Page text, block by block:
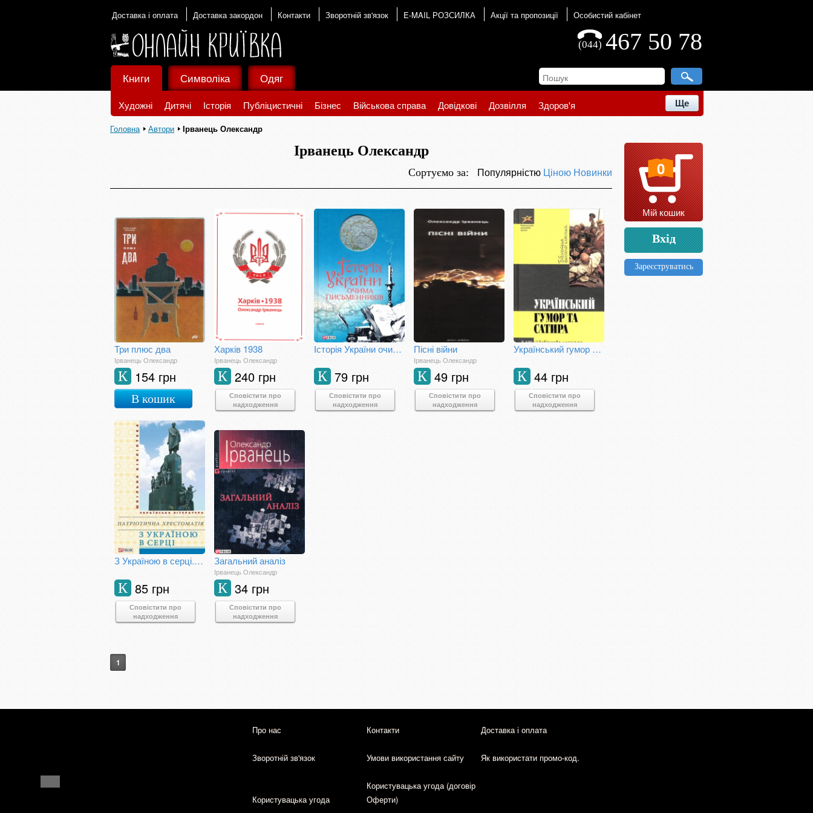
Доставка і оплата Доставка закордон Контакти Зворотній зв'язок E-MAIL РОЗСИЛКА Акції та пропозиції Особистий кабінет
467 50 78
(044)
Книги
Художні Дитячі Історія Публіцистичні Бізнес Військова справа Довідкові Дозвілля Здоров'я Ще
Символіка Одяг
Головна Автори Ірванець Олександр
Ірванець Олександр
Сортуємо за: Популярністю Ціною Новинки
Три плюс два
Ірванець Олександр
154 грн
К
В кошик
Харків 1938
Ірванець Олександр
240 грн
К
Сповістити про
надходження
Історія України очима письменників
79 грн
К
Сповістити про
надходження
Пісні війни
Ірванець Олександр
49 грн
К
Сповістити про
надходження
Український гумор та сатира
44 грн
К
Сповістити про
надходження
З Україною в серці. Патріотична хрестоматія
85 грн
К
Сповістити про
надходження
Загальний аналіз
Ірванець Олександр
34 грн
К
Сповістити про
надходження
1
0
Мій кошик
Вхід
Зареєструватись
Про нас Контакти Доставка і оплата
Зворотній зв'язок Умови використання сайту Як використати промо-код.
Користувацька угода
Користувацька угода (договір
Оферти)